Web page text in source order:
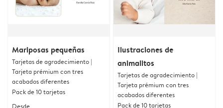
Mariposas pequeñas
Tarjetas de agradecimiento |
Tarjeta prémium con tres
acabados diferentes
Pack de 10 tarjetas
Desde
Ilustraciones de
animalitos
Tarjetas de agradecimiento |
Tarjeta prémium con tres
acabados diferentes
Pack de 10 tarjetas